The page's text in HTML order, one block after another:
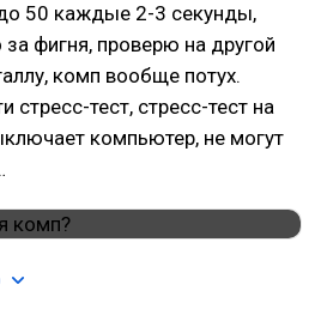
50 каждые 2-3 секунды,
фигня, проверю на другой
комп вообще потух.
тест, стресс-тест на
компьютер, не могут